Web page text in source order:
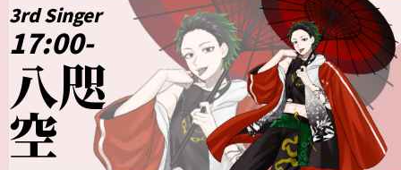
3rd Singer
17:00-
八咫
空